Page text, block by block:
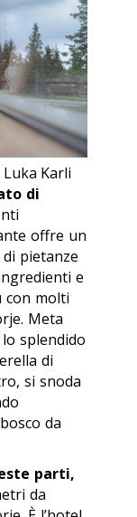
Karli
di
offre un
pietanze
e
con molti
Meta
splendido
di
si snoda
da
parti,
da